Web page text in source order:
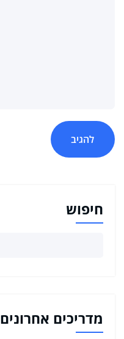
חיפוש
מדריכים אחרונים